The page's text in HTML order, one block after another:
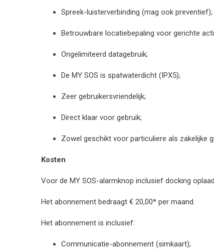
Spreek-luisterverbinding (mag ook preventief);
Betrouwbare locatiebepaling voor gerichte
Ongelimiteerd datagebruik;
De MY SOS is spatwaterdicht (IPX5);
Zeer gebruikersvriendelijk;
Direct klaar voor gebruik;
Zowel geschikt voor particuliere als zakelijke
Kosten
Voor de MY SOS-alarmknop inclusief docking
Het abonnement bedraagt € 20,00* per maand.
Het abonnement is inclusief:
Communicatie-abonnement (simkaart);